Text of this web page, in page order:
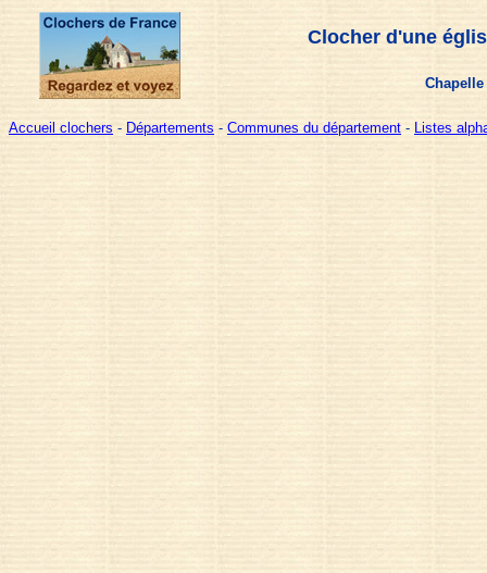
Clocher d'une
Accueil clochers - Départements - Communes du département - Listes